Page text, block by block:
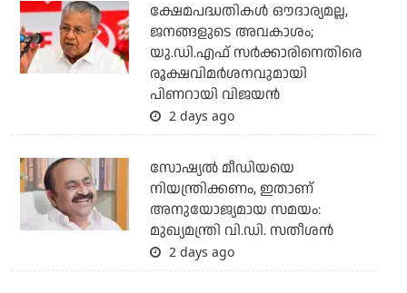
ക്ഷേമപദ്ധതികള്‍ ഔദാര്യമല്ല,
ജനങ്ങളുടെ അവകാശം;
യു.ഡി.എഫ് സര്‍ക്കാരിനെതിരെ
രൂക്ഷവിമര്‍ശനവുമായി
പിണറായി വിജയന്‍
2 days ago
സോഷ്യല്‍ മീഡിയയെ
നിയന്ത്രിക്കണം, ഇതാണ്
അനുയോജ്യമായ സമയം:
മുഖ്യമന്ത്രി വി.ഡി. സതീശന്‍
2 days ago